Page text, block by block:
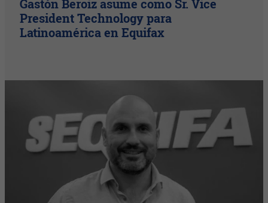
Gastón Beroiz asume como Sr. Vice
President Technology para
Latinoamérica en Equifax